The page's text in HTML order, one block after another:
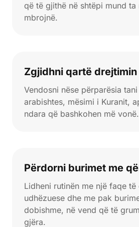
që të gjithë në shtëpi mund ta
mbrojnë.
Zgjidhni qartë drejtimin
Vendosni nëse përparësia
arabishtes, mësimi i Kuranit,
ndara që bashkohen më vonë.
Përdorni burimet me
Lidheni rutinën me një faqe të
udhëzuese dhe me pak
dobishme, në vend që të
gjëra.